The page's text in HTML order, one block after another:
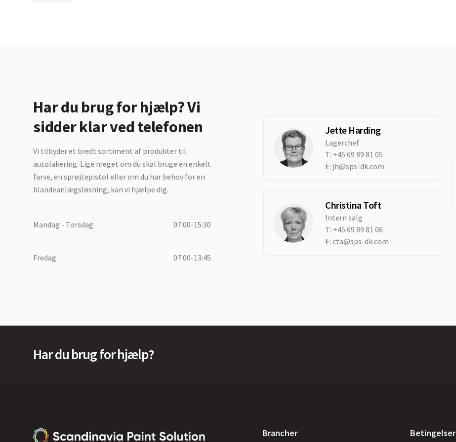
Har du brug for hjælp? Vi
sidder klar ved telefonen
Vi tilbyder et bredt sortiment af produkter til
autolakering. Lige meget om du skal bruge en enkelt
farve, en sprøjtepistol eller om du har behov for en
blandeanlægsløsning, kan vi hjælpe dig.
Mandag - Torsdag 07:00-15:30
Fredag 07:00-13:45
Jette Harding
Lagerchef
T: +45 69 89 81 05
E: jh@sps-dk.com
Christina Toft
Intern salg
T: +45 69 89 81 06
E:cta@sps-dk.com
Har du brug for hjælp?
Brancher Betingelser